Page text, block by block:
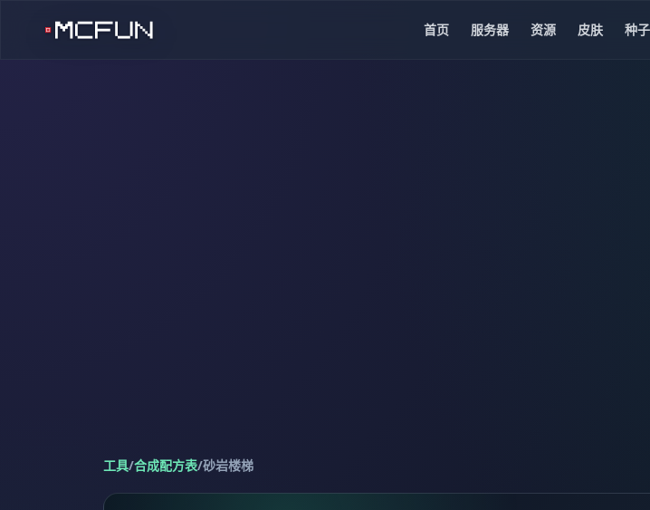
首页 服务器 资源 皮肤 种子
工具/合成配方表/砂岩楼梯